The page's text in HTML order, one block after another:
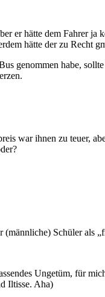
er hätte dem Fahrer
hätte der zu Recht
genommen habe,
war ihnen zu teuer,
Schüler als
Ungetüm, für
Iltisse. Aha)